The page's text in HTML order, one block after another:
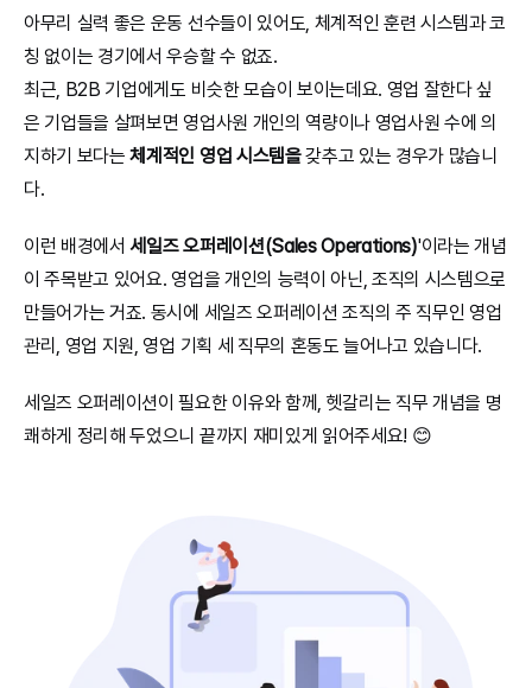
아무리 실력 좋은 운동 선수들이 있어도, 체계적인 훈련 시스템과 코
칭 없이는 경기에서 우승할 수 없죠.
최근, B2B 기업에게도 비슷한 모습이 보이는데요. 영업 잘한다 싶
은 기업들을 살펴보면 영업사원 개인의 역량이나 영업사원 수에 의
지하기 보다는 체계적인 영업 시스템을 갖추고 있는 경우가 많습니
다.
이런 배경에서 세일즈 오퍼레이션(Sales Operations)'이라는 개념
이 주목받고 있어요. 영업을 개인의 능력이 아닌, 조직의 시스템으로
만들어가는 거죠. 동시에 세일즈 오퍼레이션 조직의 주 직무인 영업
관리, 영업 지원, 영업 기획 세 직무의 혼동도 늘어나고 있습니다.
세일즈 오퍼레이션이 필요한 이유와 함께, 헷갈리는 직무 개념을 명
쾌하게 정리해 두었으니 끝까지 재미있게 읽어주세요! 😊